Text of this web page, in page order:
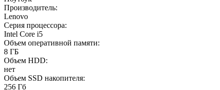
Производитель:
Lenovo
Серия процессора:
Intel Core i5
Объем оперативной памяти:
8 ГБ
Объем HDD:
нет
Объем SSD накопителя:
256 Гб